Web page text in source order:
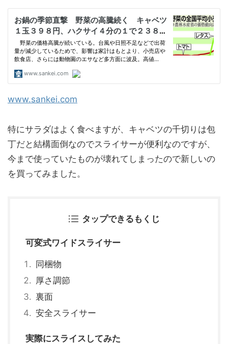
www.sankei.com
特にサラダはよく食べますが、キャベツの千切りは包
丁だと結構面倒なのでスライサーが便利なのですが、
今まで使っていたものが壊れてしまったので新しいの
を買ってみました。
タップできるもくじ
可変式ワイドスライサー
同梱物
厚さ調節
裏面
安全スライサー
実際にスライスしてみた